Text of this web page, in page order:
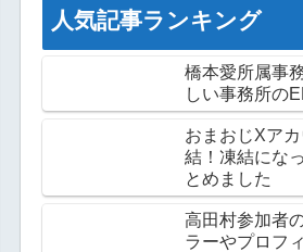
人気記事ランキング
橋本愛所属事
しい事務所の
おまおじXア
結！凍結にな
とめました
高田村参加者
ラーやプロフ